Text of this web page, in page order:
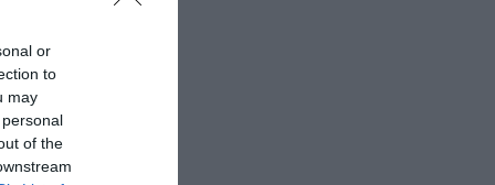
or
to
may
of the